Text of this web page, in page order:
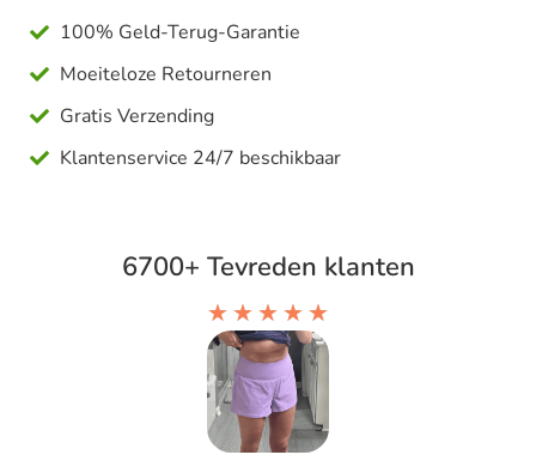
100% Geld-Terug-Garantie
Moeiteloze Retourneren
Gratis Verzending
Klantenservice 24/7 beschikbaar
6700+ Tevreden klanten
★ ★ ★ ★ ★